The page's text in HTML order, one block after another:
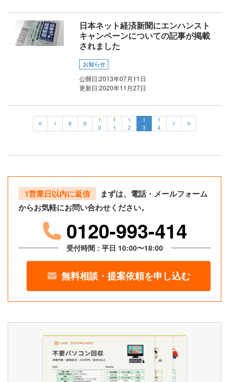
日本ネット経済新聞にエンハンスト
キャンペーンについての記事が掲載
されました
お知らせ
公開日:2013年07月11日
更新日:2020年11月27日
8 9
1
0
1
1
1
2
1
3
1
4
1営業日以内に返信
まずは、電話・メールフォーム
からお気軽にお問い合わせください。
0120-993-414
受付時間 : 平日 10:00〜18:00
無料相談・提案依頼を申し込む